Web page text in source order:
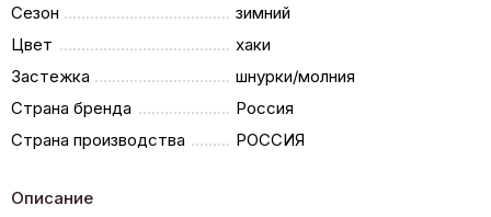
Сезон
зимний
Цвет
хаки
Застежка
шнурки/молния
Страна бренда
Россия
Страна производства
РОССИЯ
Описание